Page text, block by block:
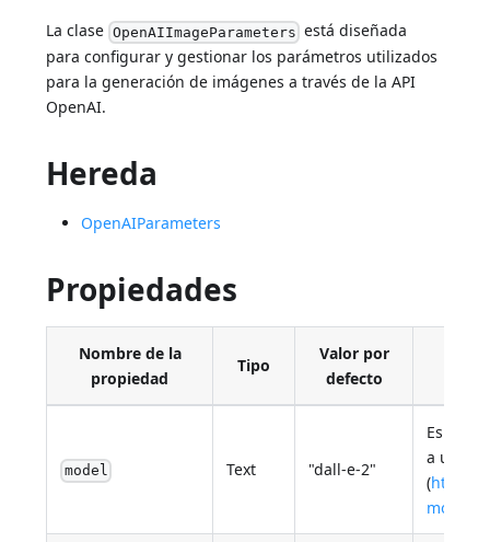
La clase OpenAIImageParameters está diseñada
para configurar y gestionar los parámetros utilizados
para la generación de imágenes a través de la API
OpenAI.
Hereda
OpenAIParameters
Propiedades
Nombre de la
propiedad
Tipo
Valor por
defecto
model Text "dall-e-2"
a
(https://
models